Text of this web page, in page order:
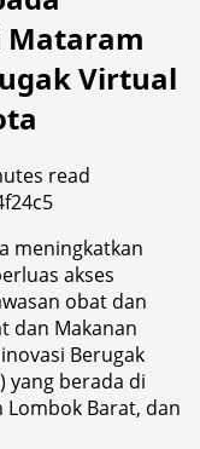
Mataram
Virtual
read
meningkatkan
akses
obat dan
dan Makanan
Berugak
yang berada di
Lombok Barat, dan